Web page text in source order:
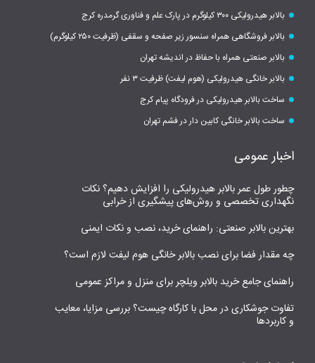
بالابر هیدرولیکی ۳۰۰ کیلوگرم در پارک علم و فناوری گرمدره کرج
بالابر فروشگاهی همراه سنسور زیر صفحه و سقفی (ظرفیت ۲۵۰ کیلوگرم)
بالابر صنعتی همراه با حفاظ در اندیشه تهران
بالابر خانگی هیدرولیکی (هوم لیفت) ظرفیت ۳ نفر
ساخت بالابر هیدرولیکی در فرودگاه پیام کرج
ساخت بالابر خانگی کابین دار در فشم تهران
اخبار عمومی
چطور طول عمر بالابر هیدرولیکی را افزایش دهیم؟ نکات
نگهداری تخصصی و روش‌های پیشگیری از خرابی
بهترین بالابر صنعتی: راهنمای خرید، نصب و نکات ایمنی
چه مقدار فضا برای نصب بالابر خانگی هوم لیفت لازم است؟
راهنمای جامع خرید بالابر ویلچر برای منزل و مراکز عمومی
تفاوت جوشکاری در محل با کارگاه چیست؟ بررسی مزایا، معایب
و کاربردها